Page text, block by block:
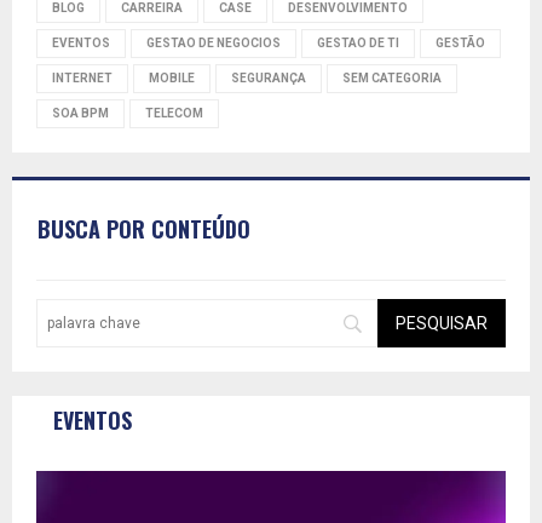
BLOG CARREIRA CASE DESENVOLVIMENTO
EVENTOS GESTAO DE NEGOCIOS GESTAO DE TI GESTÃO
INTERNET MOBILE SEGURANÇA SEM CATEGORIA
SOA BPM TELECOM
BUSCA POR CONTEÚDO
EVENTOS